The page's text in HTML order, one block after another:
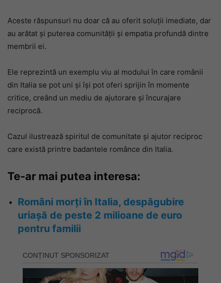
Aceste răspunsuri nu doar că au oferit soluții imediate, dar
au arătat și puterea comunității și empatia profundă dintre
membrii ei.
Ele reprezintă un exemplu viu al modului în care românii
din Italia se pot uni și își pot oferi sprijin în momente
critice, creând un mediu de ajutorare și încurajare
reciprocă.
Cazul ilustrează spiritul de comunitate și ajutor reciproc
care există printre badantele românce din Italia.
Te-ar mai putea interesa:
Români morți în Italia, despăgubire
uriașă de peste 2 milioane de euro
pentru familii